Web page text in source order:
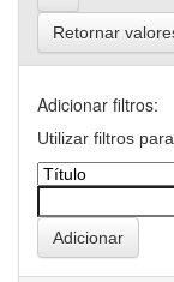
Retornar
Adicionar filtros:
Utilizar filtros